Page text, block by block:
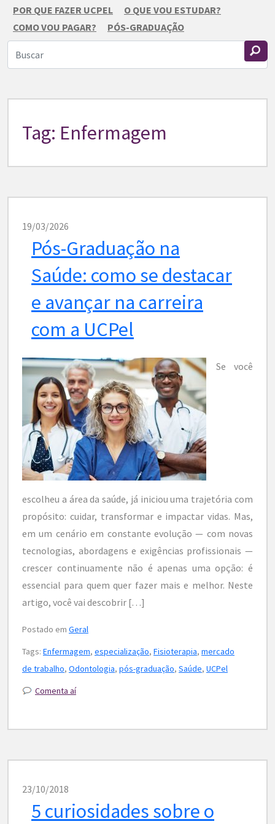
POR QUE FAZER UCPEL
O QUE VOU ESTUDAR?
COMO VOU PAGAR?
PÓS-GRADUAÇÃO
Tag: Enfermagem
19/03/2026
Pós-Graduação na
Saúde: como se destacar
e avançar na carreira
com a UCPel
Se você
escolheu a área da saúde, já iniciou uma trajetória com
propósito: cuidar, transformar e impactar vidas. Mas,
em um cenário em constante evolução — com novas
tecnologias, abordagens e exigências profissionais —
crescer continuamente não é apenas uma opção: é
essencial para quem quer fazer mais e melhor. Neste
artigo, você vai descobrir […]
Postado em Geral
Tags: Enfermagem, especialização, Fisioterapia, mercado
de trabalho, Odontologia, pós-graduação, Saúde, UCPel
Comenta aí
23/10/2018
5 curiosidades sobre o